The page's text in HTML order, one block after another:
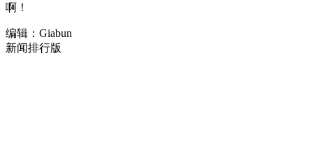
啊！
编辑：Giabun
新闻排行版